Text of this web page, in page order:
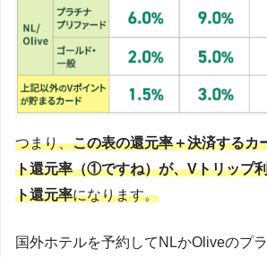
つまり、この表の還元率＋決済するカ
ト還元率（①ですね）が、Vトリップ
ト還元率になります。
国外ホテルを予約してNLかOliveのプ